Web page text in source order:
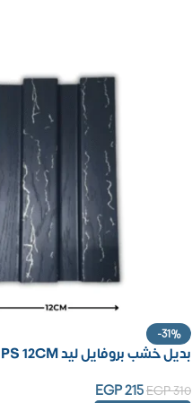
-31%
بديل خشب بروفايل ليد PS 12CM – كود 140S
EGP310
EGP215